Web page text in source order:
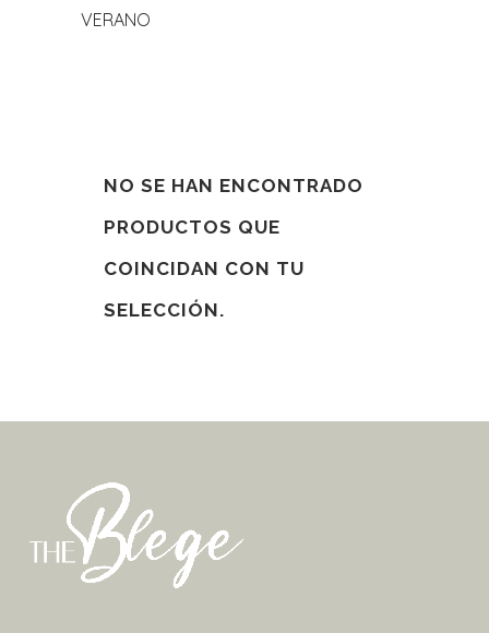
VERANO
NO SE HAN ENCONTRADO
PRODUCTOS QUE
COINCIDAN CON TU
SELECCIÓN.